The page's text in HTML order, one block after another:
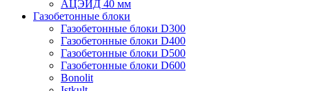
АЦЭИД 40 мм
Газобетонные блоки
Газобетонные блоки D300
Газобетонные блоки D400
Газобетонные блоки D500
Газобетонные блоки D600
Bonolit